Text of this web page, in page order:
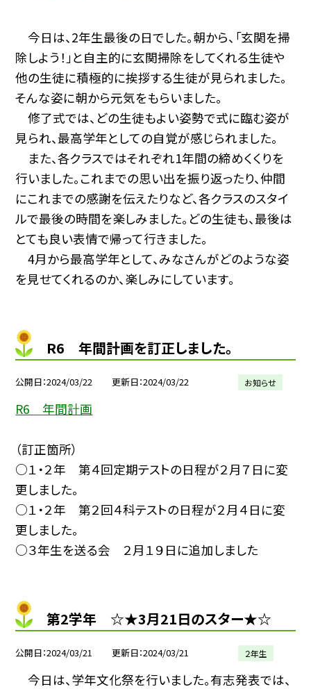
今日は、2年生最後の日でした。朝から、「玄関を掃
除しよう！」と自主的に玄関掃除をしてくれる生徒や
他の生徒に積極的に挨拶する生徒が見られました。
そんな姿に朝から元気をもらいました。
修了式では、どの生徒もよい姿勢で式に臨む姿が
見られ、最高学年としての自覚が感じられました。
また、各クラスではそれぞれ1年間の締めくくりを
行いました。これまでの思い出を振り返ったり、仲間
にこれまでの感謝を伝えたりなど、各クラスのスタイ
ルで最後の時間を楽しみました。どの生徒も、最後は
とても良い表情で帰って行きました。
4月から最高学年として、みなさんがどのような姿
を見せてくれるのか、楽しみにしています。
R6 年間計画を訂正しました。
公開日 2024/03/22 更新日 2024/03/22 お知らせ
R6 年間計画
（訂正箇所）
○１・２年 第４回定期テストの日程が２月７日に変
更しました。
○１・２年 第２回４科テストの日程が２月４日に変
更しました。
○３年生を送る会 ２月１９日に追加しました
第2学年 ☆★3月21日のスター★☆
公開日 2024/03/21 更新日 2024/03/21 ２年生
今日は、学年文化祭を行いました。有志発表では、